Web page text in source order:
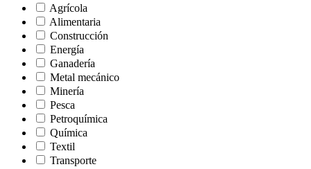
Agrícola
Alimentaria
Construcción
Energía
Ganadería
Metal mecánico
Minería
Pesca
Petroquímica
Química
Textil
Transporte